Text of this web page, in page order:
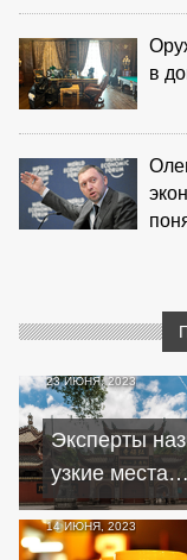
в
23 ИЮНЯ, 2023
Эксперты
узкие места
14 ИЮНЯ, 2023